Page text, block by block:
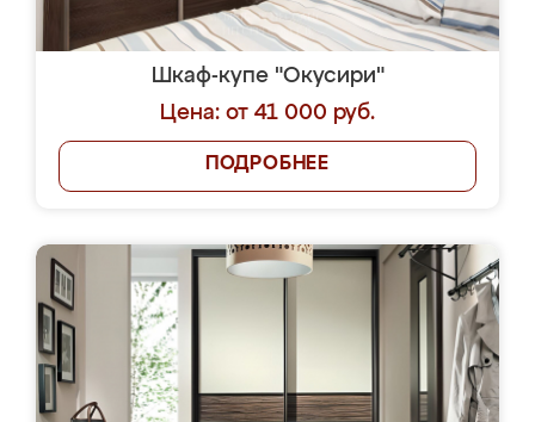
Шкаф-купе "Окусири"
Цена: от 41 000 руб.
ПОДРОБНЕЕ